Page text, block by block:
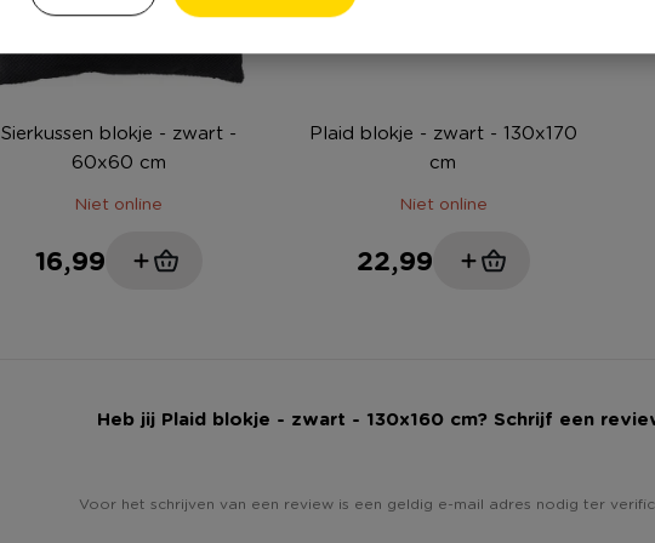
Sierkussen blokje - zwart -
60x60 cm
Niet online
16,99
Plaid blokje - zwart - 130x170
cm
Niet online
22,99
Heb jij Plaid blokje - zwart - 130x160 cm? Schrijf een
Voor het schrijven van een review is een geldig e-mail adres nodig ter